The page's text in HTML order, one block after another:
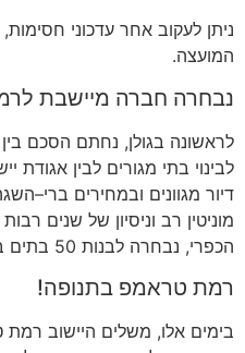
ניתן לעקוב אחר עדכוני חסימות,
המועצה.
נבחרה חברה מיישבת
לראשונה בגולן, נחתם הסכם
לבינוי בתי מגורים לבין אגודת
דיור מגוונים ובמחירים ברי–
מוניטין רב וניסיון של שנים
הכפרי, נבחרה לבנות בתים
רמת טראמפ בתנופה!
בימים אלו, משלים היישוב